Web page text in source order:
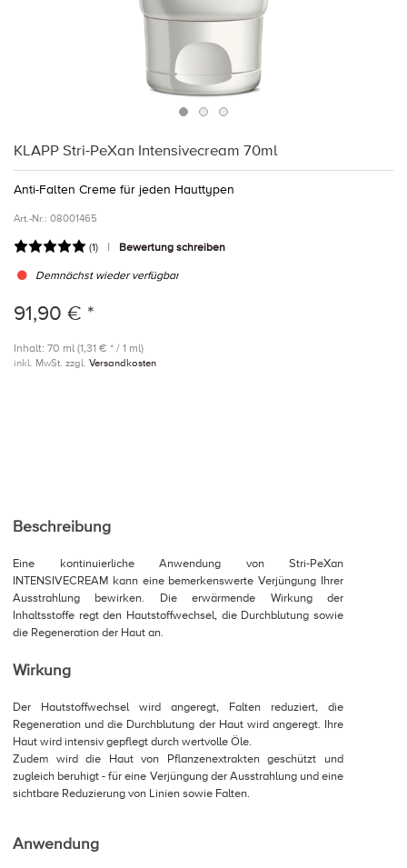
KLAPP Stri-PeXan Intensivecream 70ml
Anti-Falten Creme für jeden Hauttypen
Art.-Nr.: 08001465
(1) Bewertung schreiben
Demnächst wieder verfügbar
91,90 € *
Inhalt: 70 ml (1,31 € * / 1 ml)
inkl. MwSt. zzgl. Versandkosten
Beschreibung
Eine kontinuierliche Anwendung von Stri-PeXan
INTENSIVECREAM kann eine bemerkenswerte Verjüngung Ihrer
Ausstrahlung bewirken. Die erwärmende Wirkung der
Inhaltsstoffe regt den Hautstoffwechsel, die Durchblutung sowie
die Regeneration der Haut an.
Wirkung
Der Hautstoffwechsel wird angeregt, Falten reduziert, die
Regeneration und die Durchblutung der Haut wird angeregt. Ihre
Haut wird intensiv gepflegt durch wertvolle Öle.
Zudem wird die Haut von Pflanzenextrakten geschützt und
zugleich beruhigt - für eine Verjüngung der Ausstrahlung und eine
sichtbare Reduzierung von Linien sowie Falten.
Anwendung